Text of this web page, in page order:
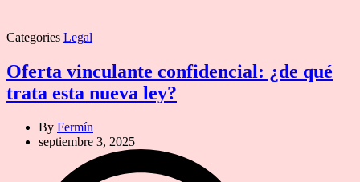
Categories Legal
Oferta vinculante confidencial: ¿de qué
trata esta nueva ley?
By Fermín
septiembre 3, 2025